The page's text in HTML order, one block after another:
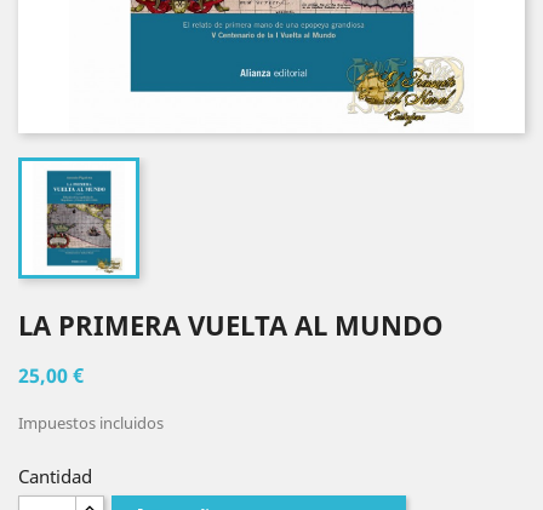
LA PRIMERA VUELTA AL MUNDO
25,00 €
Impuestos incluidos
Cantidad